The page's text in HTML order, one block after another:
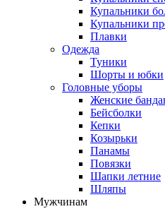
Купальники
Купальники
Плавки
Одежда
Туники
Шорты и юбки
Головные уборы
Женские
Бейсболки
Кепки
Козырьки
Панамы
Повязки
Шапки летние
Шляпы
Мужчинам